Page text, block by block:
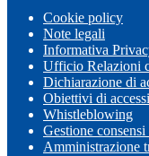
Cookie policy
Note legali
Informativa
Ufficio Relazioni
Dichiarazione di
Obiettivi di
Whistleblowing
Gestione
Amministrazione